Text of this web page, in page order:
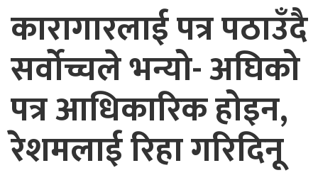
कारागारलाई पत्र पठाउँदै
सर्वोच्चले भन्यो- अघिको
पत्र आधिकारिक होइन,
रेशमलाई रिहा गरिदिनू